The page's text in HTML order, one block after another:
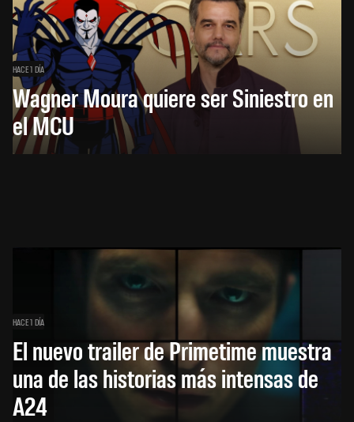
HACE 1 DÍA
Wagner Moura quiere ser Siniestro en
el MCU
HACE 1 DÍA
El nuevo trailer de Primetime muestra
una de las historias más intensas de
A24